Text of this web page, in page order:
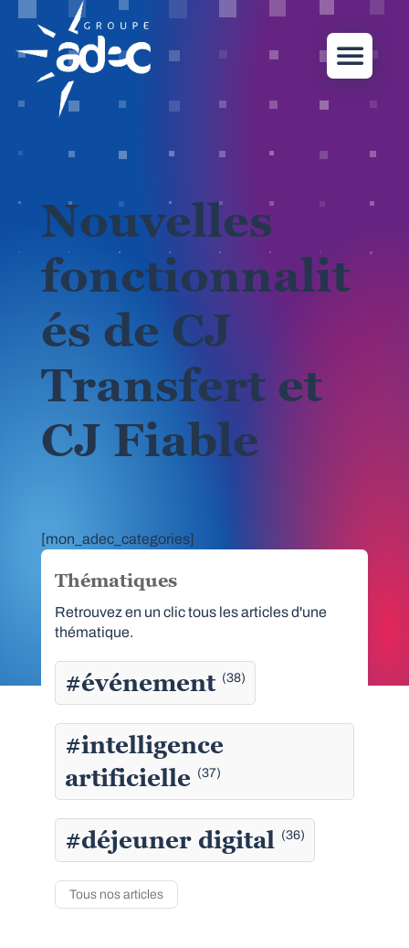
Nouvelles
fonctionnalit
és de CJ
Transfert et
CJ Fiable
[mon_adec_categories]
Thématiques
Retrouvez en un clic tous les articles d'une
thématique.
#événement (38)
#intelligence
artificielle (37)
#déjeuner digital (36)
Tous nos articles